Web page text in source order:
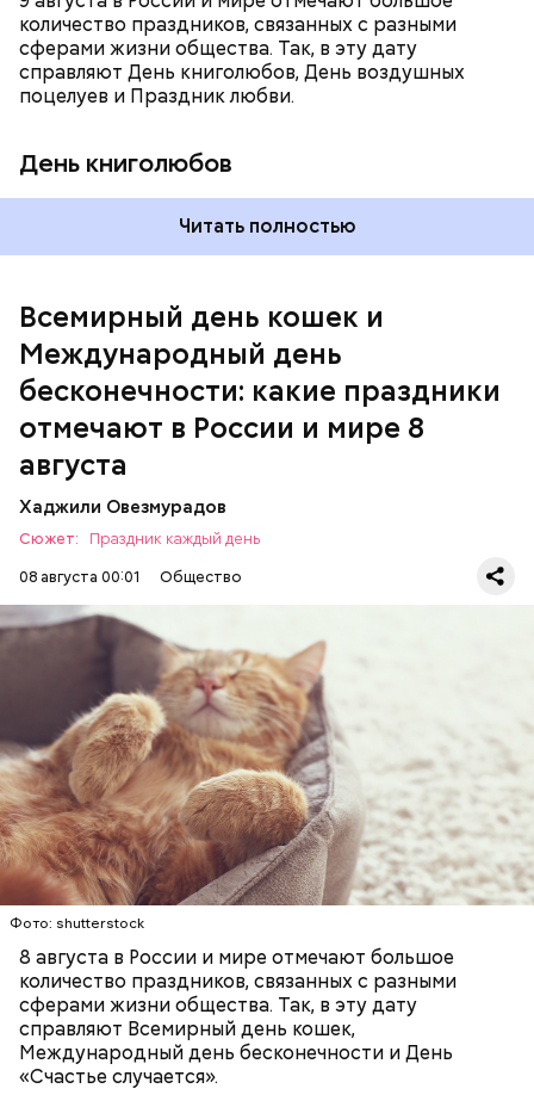
количество праздников, связанных с разными
сферами жизни общества. Так, в эту дату
справляют День книголюбов, День воздушных
поцелуев и Праздник любви.
День книголюбов
Читать полностью
Всемирный день кошек и
Международный день
бесконечности: какие праздники
отмечают в России и мире 8
августа
Хаджили Овезмурадов
Сюжет:
Праздник каждый день
08 августа 00:01
Общество
Фото: shutterstock
8 августа в России и мире отмечают большое
количество праздников, связанных с разными
сферами жизни общества. Так, в эту дату
справляют Всемирный день кошек,
Международный день бесконечности и День
«Счастье случается».
Инициатором Всемирного дня кошек в 2002 году
стал международный фонд Animal Welfare. В этот
праздник котам демонстрируют свою любовь и
почитание. Можно купить своему питомцу его
любимое лакомство или новую игрушку. В
некоторых странах в эту дату открываются
специальные парки для выгуливания котов,
кошачьи магазины и другие заведения.
Международный день бесконечности
ПРАЗДНИКИ ЖИВОТНЫЕ
МАТЕМАТИКА
КОШКИ
ПСИХОЛОГИЯ